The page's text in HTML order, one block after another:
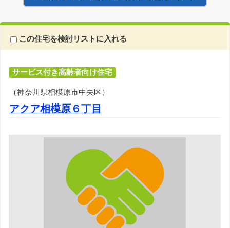
この住宅を検討リストに入れる
サービス付き高齢者向け住宅
（神奈川県相模原市中央区）
アクア相模原６丁目